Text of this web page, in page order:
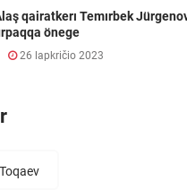
qairatkerı Temırbek
önege
26 lapkričio 2023